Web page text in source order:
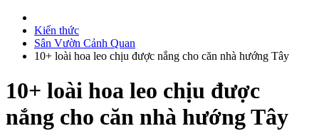
Kiến thức
Sân Vườn Cảnh Quan
10+ loài hoa leo chịu được nắng cho căn nhà hướng Tây
10+ loài hoa leo chịu được
nắng cho căn nhà hướng Tây